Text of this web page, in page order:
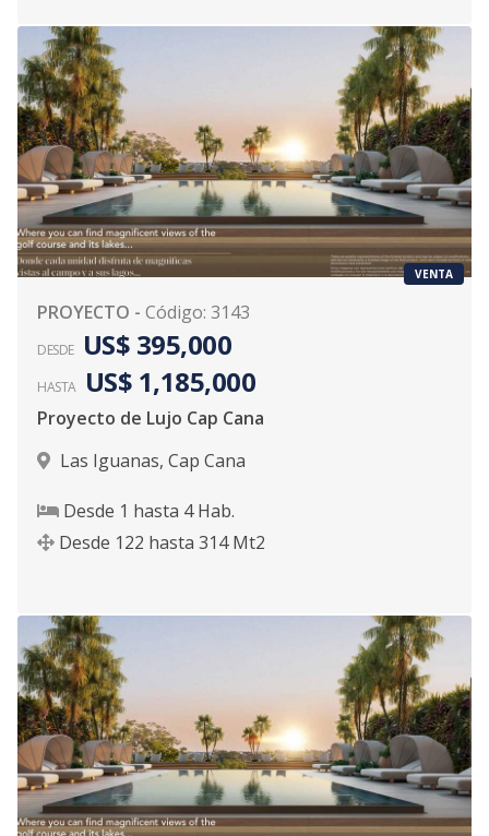
VENTA
PROYECTO - Código: 3143
DESDE US$ 395,000
HASTA US$ 1,185,000
Proyecto de Lujo Cap Cana
Las Iguanas, Cap Cana
Desde 1 hasta 4Hab.
Desde 122 hasta 314 Mt2